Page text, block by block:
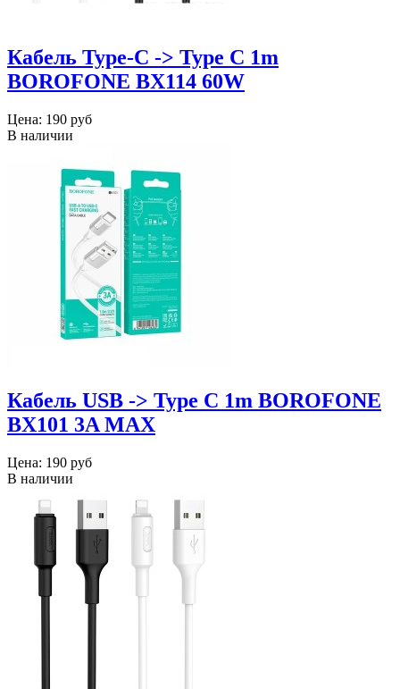
Кабель Type-C -> Type C 1m
BOROFONE BX114 60W
Цена: 190 руб
В наличии
Кабель USB -> Type C 1m BOROFONE
BX101 3A MAX
Цена: 190 руб
В наличии